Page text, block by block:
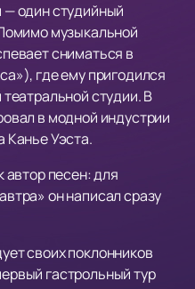
один студийный
музыкальной
сниматься в
где ему пригодился
студии. В
в модной индустрии
Канье Уэста.
автор песен: для
он написал сразу
своих поклонников
гастрольный тур